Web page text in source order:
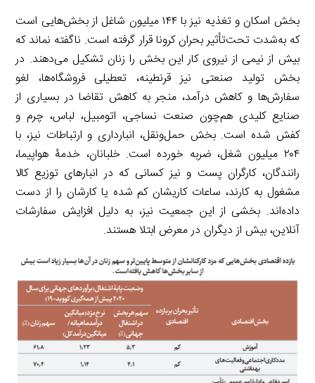
بخش اسکان و تغذیه نیز با ۱۴۴ میلیون شاغل از بخش‌هایی است
که به‌شدت تحت‌تأثیر بحران کرونا قرار گرفته است. ناگفته نماند که
بیش از نیمی از نیروی کار این بخش را زنان تشکیل می‌دهند. در
بخش تولید صنعتی نیز قرنطینه، تعطیلی فروشگاه‌ها، لغو
سفارش‌ها و کاهش درآمد، منجر به کاهش تقاضا در بسیاری از
صنایع کلیدی هم‌چون صنعت نساجی، اتومبیل، لباس، چرم و
کفش شده است. بخش حمل‌ونقل، انبارداری و ارتباطات نیز، با
۲۰۴ میلیون شغل، ضربه خورده است. خلبانان، خدمۀ هواپیما،
رانندگان، کارگران پست و نیز کسانی که در انبارهای توزیع کالا
مشغول به کارند، ساعات کاریشان کم شده یا کارشان را از دست
داده‌اند. بخشی از این جمعیت نیز، به دلیل افزایش سفارشات
آنلاین، بیش از دیگران در معرض ابتلا هستند.